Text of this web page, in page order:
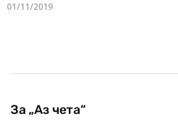
01/11/2019
За „Аз чета“